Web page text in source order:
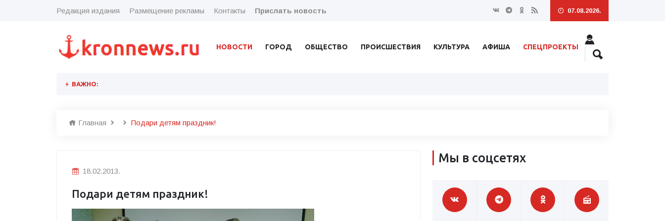
Редакция издания Размещение рекламы Контакты Прислать новость 07.08.2026.
НОВОСТИ ГОРОД ОБЩЕСТВО ПРОИСШЕСТВИЯ КУЛЬТУРА АФИША СПЕЦПРОЕКТЫ
ВАЖНО:
Главная Подари детям праздник!
18.02.2013.
Подари детям праздник!
Мы в соцсетях